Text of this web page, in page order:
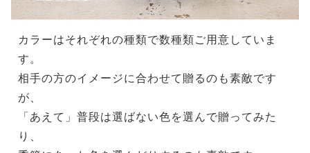
カラーはそれぞれの種類で数種類ご用意していま
す。
相手の方のイメージに合わせて贈るのも素敵です
が、
「あえて」普段は選ばない色を選んで贈ってみた
り、